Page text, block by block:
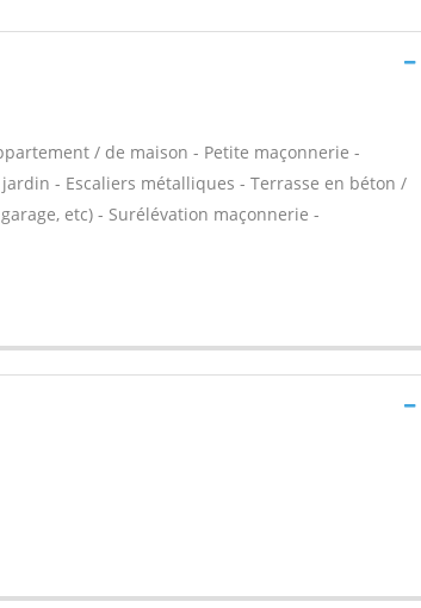
/ de maison - Petite maçonnerie -
- Escaliers métalliques - Terrasse en béton /
etc) - Surélévation maçonnerie -